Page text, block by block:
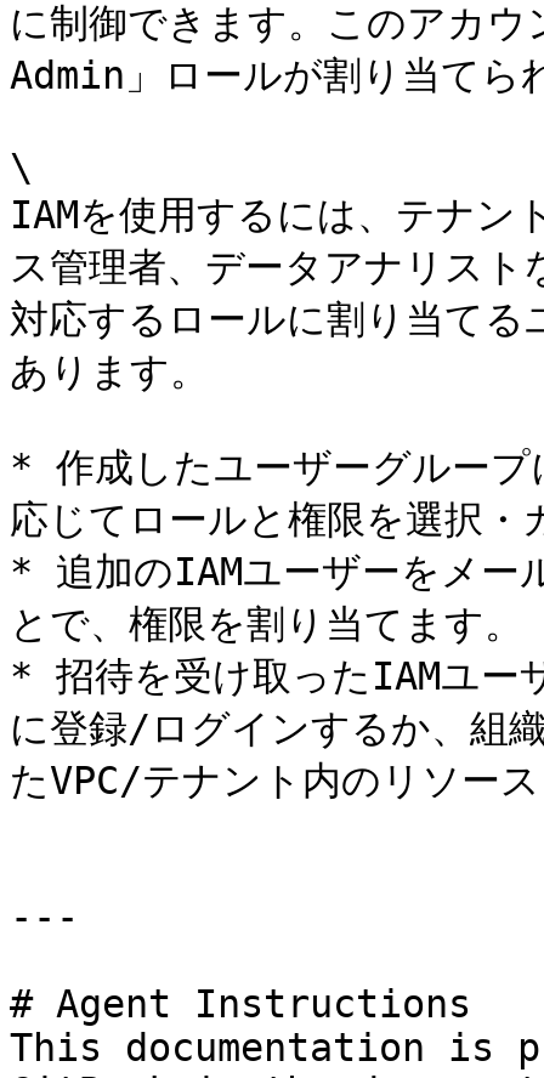
に制御できます。このアカウ
Admin」ロールが割り当てら
\
IAMを使用するには、テナン
ス管理者、データアナリス
対応するロールに割り当て
あります。
* 作成したユーザーグループ
応じてロールと権限を選択
* 追加のIAMユーザーをメー
とで、権限を割り当てます。
* 招待を受け取ったIAMユー
に登録/ログインするか、組
たVPC/テナント内のリソー
---
# Agent Instructions
This documentation is